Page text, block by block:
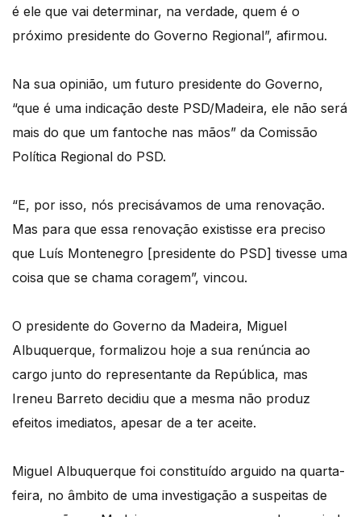
é ele que vai determinar, na verdade, quem é o
próximo presidente do Governo Regional”, afirmou.
Na sua opinião, um futuro presidente do Governo,
“que é uma indicação deste PSD/Madeira, ele não será
mais do que um fantoche nas mãos” da Comissão
Política Regional do PSD.
“E, por isso, nós precisávamos de uma renovação.
Mas para que essa renovação existisse era preciso
que Luís Montenegro [presidente do PSD] tivesse uma
coisa que se chama coragem”, vincou.
O presidente do Governo da Madeira, Miguel
Albuquerque, formalizou hoje a sua renúncia ao
cargo junto do representante da República, mas
Ireneu Barreto decidiu que a mesma não produz
efeitos imediatos, apesar de a ter aceite.
Miguel Albuquerque foi constituído arguido na quarta-
feira, no âmbito de uma investigação a suspeitas de